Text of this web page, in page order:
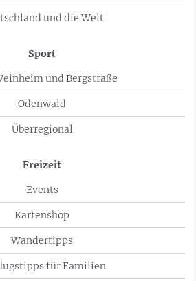
und die Welt
Sport
und Bergstraße
Odenwald
Überregional
Freizeit
Events
Kartenshop
Wandertipps
für Familien